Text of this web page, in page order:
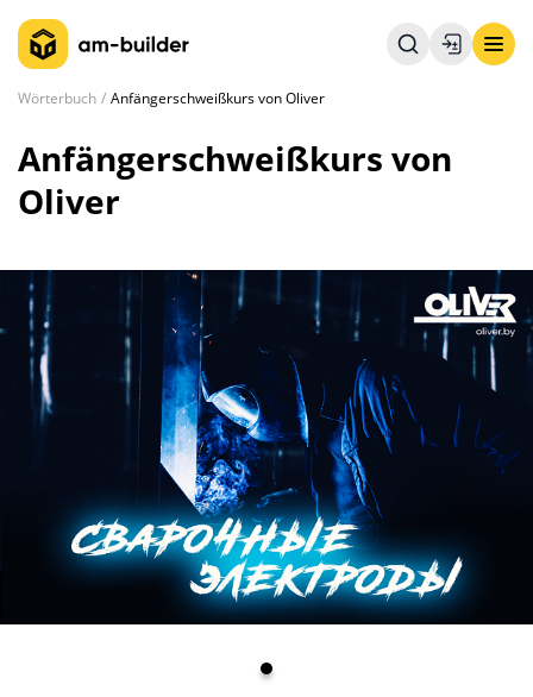
Wörterbuch Anfängerschweißkurs von Oliver
Anfängerschweißkurs von
Oliver